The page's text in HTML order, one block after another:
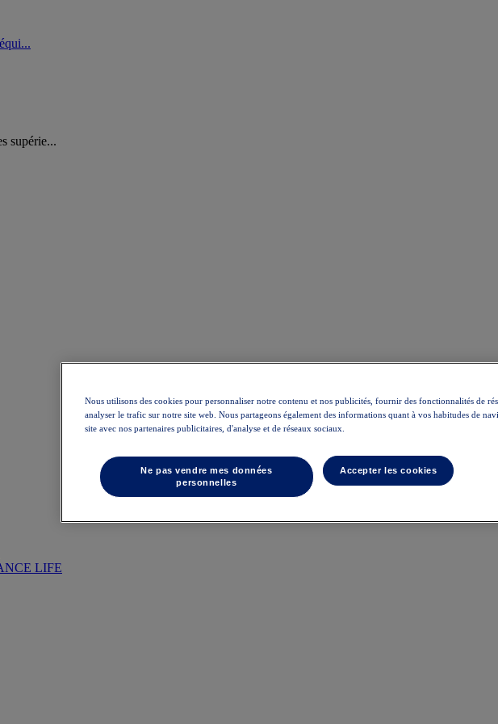
supérie...
LIFE
Nous utilisons des cookies pour personnaliser notre contenu et nos publicités, fournir des fonctionnalités de
analyser le trafic sur notre site web. Nous partageons également des informations quant à vos habitudes de
site avec nos partenaires publicitaires, d'analyse et de réseaux sociaux.
Ne pas vendre mes données
personnelles
Accepter les cookies